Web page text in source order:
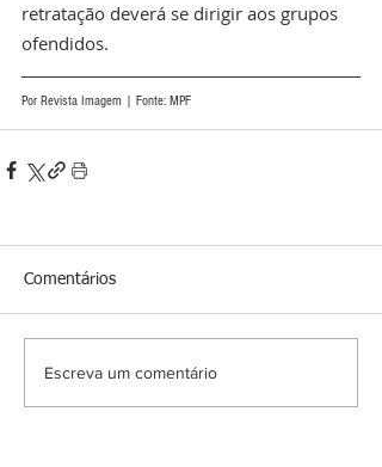
retratação deverá se dirigir aos grupos
ofendidos.
Por Revista Imagem | Fonte: MPF
Comentários
Escreva um comentário